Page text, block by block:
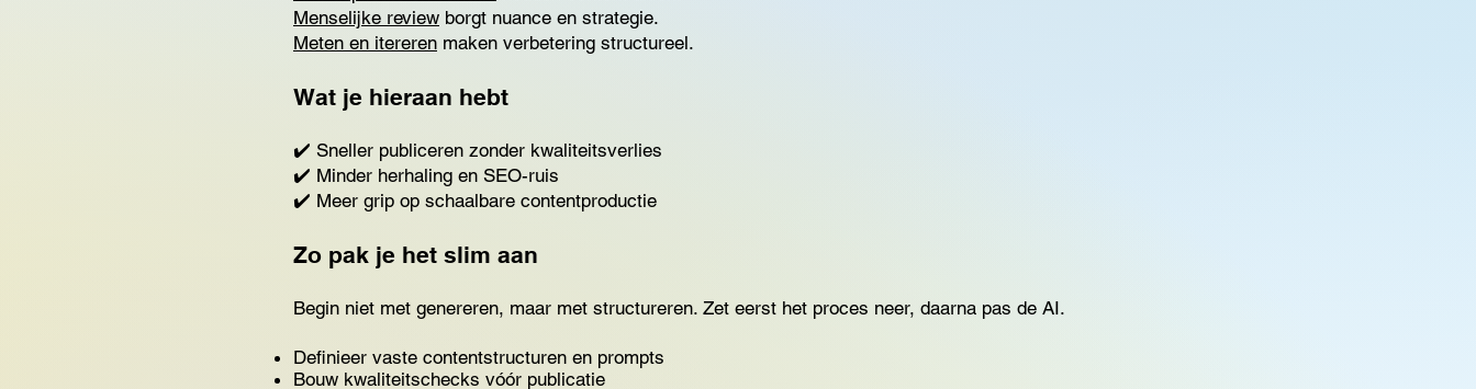
Menselijke review borgt nuance en strategie.
Meten en itereren maken verbetering structureel.
Wat je hieraan hebt
✔️ Sneller publiceren zonder kwaliteitsverlies
✔️ Minder herhaling en SEO-ruis
✔️ Meer grip op schaalbare contentproductie
Zo pak je het slim aan
Begin niet met genereren, maar met structureren. Zet eerst het proces neer, daarna pas de AI.
Definieer vaste contentstructuren en prompts
Bouw kwaliteitschecks vóór publicatie